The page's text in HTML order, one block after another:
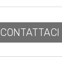
CONTATTACI